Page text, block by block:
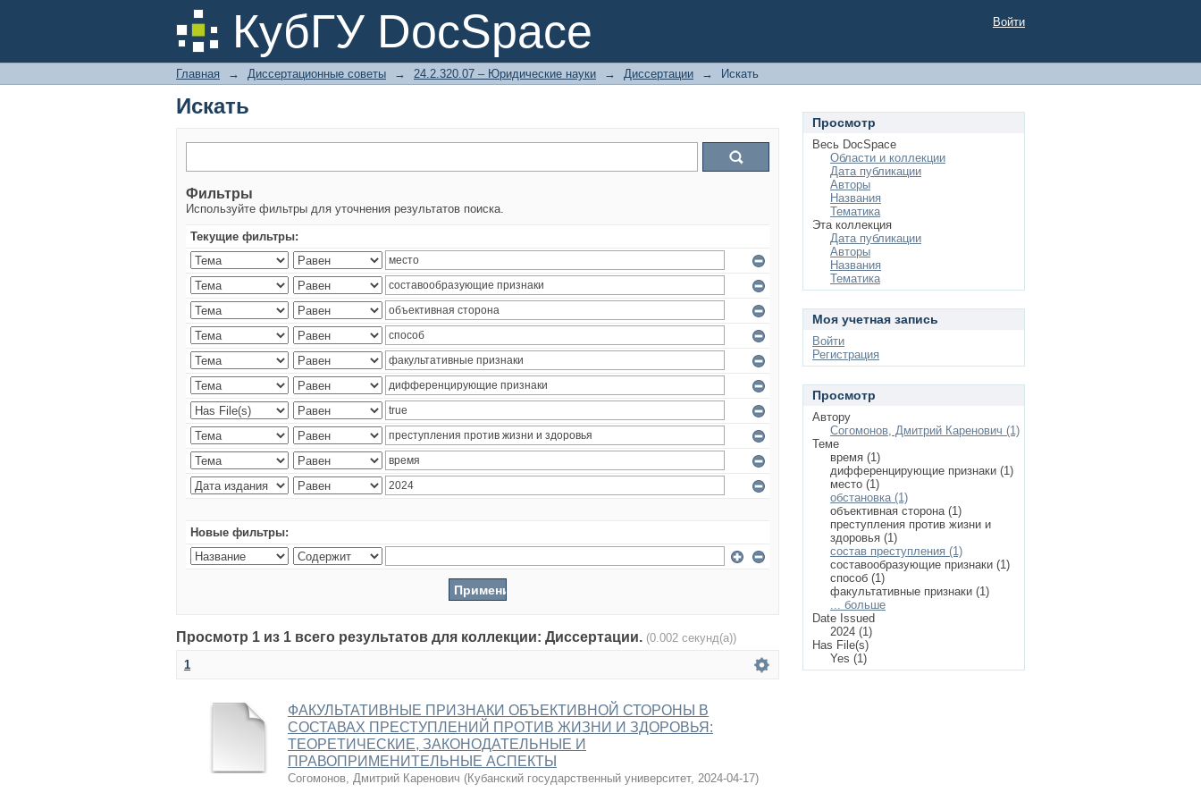
КубГУ DocSpace
Искать Войти
Главная → Диссертационные советы → 24.2.320.07 – Юридические науки → Диссертации → Искать
Искать
Фильтры
Используйте фильтры для уточнения результатов поиска.
Текущие фильтры:
Новые фильтры:
Просмотр 1 из 1 всего результатов для коллекции: Диссертации. (0.002 секунд(а))
1
ФАКУЛЬТАТИВНЫЕ ПРИЗНАКИ ОБЪЕКТИВНОЙ СТОРОНЫ В
СОСТАВАХ ПРЕСТУПЛЕНИЙ ПРОТИВ ЖИЗНИ И ЗДОРОВЬЯ:
ТЕОРЕТИЧЕСКИЕ, ЗАКОНОДАТЕЛЬНЫЕ И
ПРАВОПРИМЕНИТЕЛЬНЫЕ АСПЕКТЫ
Согомонов, Дмитрий Каренович (Кубанский государственный университет, 2024-04-17)
Просмотр
Весь DocSpace
Области и коллекции
Дата публикации
Авторы
Названия
Тематика
Эта коллекция
Дата публикации
Авторы
Названия
Тематика
Моя учетная запись
Войти
Регистрация
Просмотр
Автору
Согомонов, Дмитрий Каренович (1)
Теме
время (1)
дифференцирующие признаки (1)
место (1)
обстановка (1)
объективная сторона (1)
преступления против жизни и
здоровья (1)
состав преступления (1)
составообразующие признаки (1)
способ (1)
факультативные признаки (1)
... больше
Date Issued
2024 (1)
Has File(s)
Yes (1)